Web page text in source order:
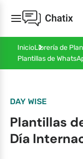
InicioLibrería de
Plantillas de
DAY WISE
Plantillas
Día